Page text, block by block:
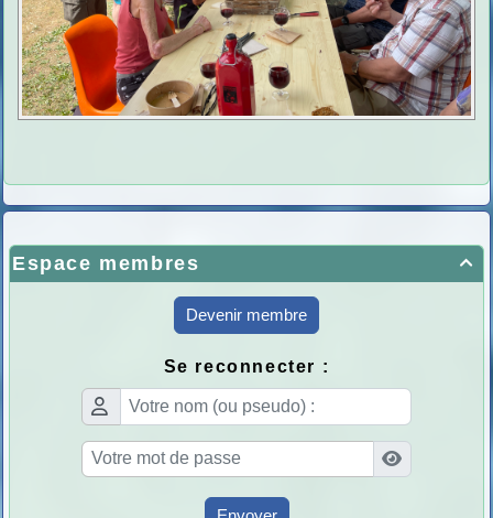

Espace membres
Devenir membre
Se reconnecter :